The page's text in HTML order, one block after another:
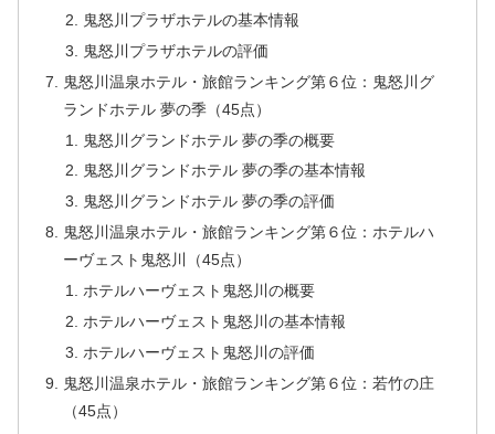
鬼怒川プラザホテルの基本情報
鬼怒川プラザホテルの評価
鬼怒川温泉ホテル・旅館ランキング第６位：鬼怒川グ
ランドホテル 夢の季（45点）
鬼怒川グランドホテル 夢の季の概要
鬼怒川グランドホテル 夢の季の基本情報
鬼怒川グランドホテル 夢の季の評価
鬼怒川温泉ホテル・旅館ランキング第６位：ホテルハ
ーヴェスト鬼怒川（45点）
ホテルハーヴェスト鬼怒川の概要
ホテルハーヴェスト鬼怒川の基本情報
ホテルハーヴェスト鬼怒川の評価
鬼怒川温泉ホテル・旅館ランキング第６位：若竹の庄
（45点）